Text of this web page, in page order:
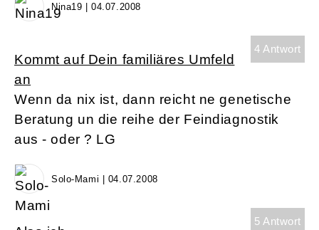
Nina19 | 04.07.2008
4 Antwort
Kommt auf Dein familiäres Umfeld
an
Wenn da nix ist, dann reicht ne genetische
Beratung un die reihe der Feindiagnostik
aus - oder ? LG
Solo-Mami | 04.07.2008
5 Antwort